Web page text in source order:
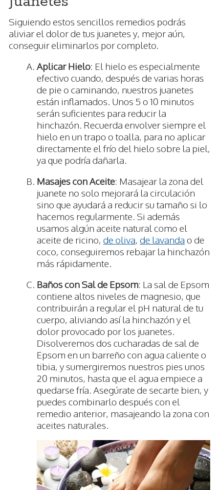
Siguiendo estos sencillos remedios podrás
aliviar el dolor de tus juanetes y, mejor aún,
conseguir eliminarlos por completo.
Aplicar Hielo: El hielo es especialmente
efectivo cuando, después de varias horas
de pie o caminando, nuestros juanetes
están inflamados. Unos 5 o 10 minutos
serán suficientes para reducir la
hinchazón. Recuerda envolver siempre el
hielo en un trapo o toalla, para no aplicar
directamente el frío del hielo sobre la piel,
ya que podría dañarla.
Masajes con Aceite: Masajear la zona del
juanete no solo mejorará la circulación
sino que ayudará a reducir su tamaño si lo
hacemos regularmente. Si además
usamos algún aceite natural como el
aceite de ricino, de oliva, de lavanda o de
coco, conseguiremos rebajar la hinchazón
más rápidamente.
Baños con Sal de Epsom: La sal de Epsom
contiene altos niveles de magnesio, que
contribuirán a regular el pH natural de tu
cuerpo, aliviando así la hinchazón y el
dolor provocado por los juanetes.
Disolveremos dos cucharadas de sal de
Epsom en un barreño con agua caliente o
tibia, y sumergiremos nuestros pies unos
20 minutos, hasta que el agua empiece a
quedarse fría. Asegúrate de secarte bien, y
puedes combinarlo después con el
remedio anterior, masajeando la zona con
aceites naturales.